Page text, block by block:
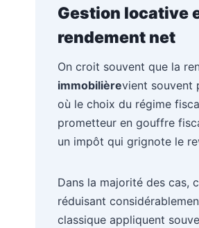
Gestion locative
rendement net
On croit souvent que la
immobilièrevient souvent
où le choix du régime
prometteur en gouffre
un impôt qui grignote le
Dans la majorité des cas,
réduisant
classique appliquent